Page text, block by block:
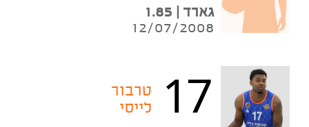
גארד | 1.85
12/07/2008
17
טרבור
לייסי